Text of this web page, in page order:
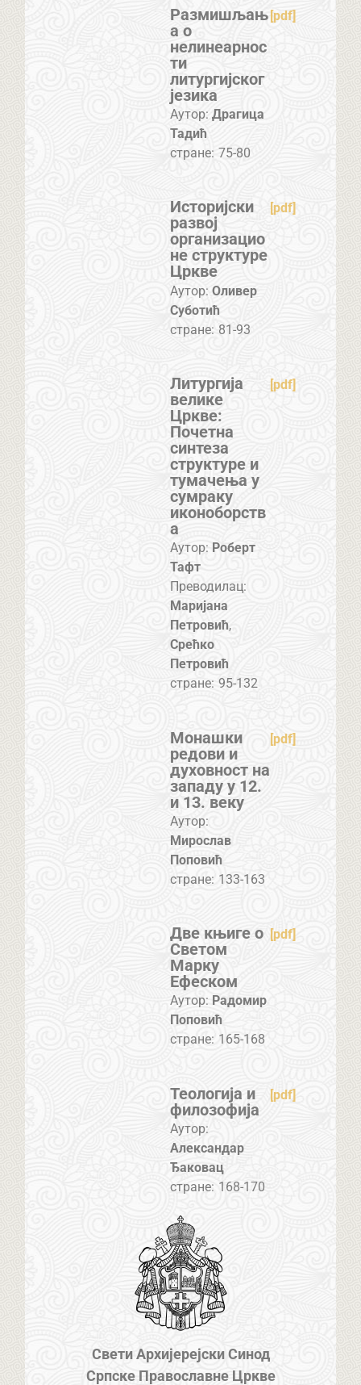
Размишљањ
а о
нелинеарнос
ти
литургијског
језика
[pdf]
Аутор: Драгица
Тадић
стране: 75-80
Историјски
развој
организацио
не структуре
Цркве
[pdf]
Аутор: Оливер
Суботић
стране: 81-93
Литургија
велике
Цркве:
Почетна
синтеза
структуре и
тумачења у
сумраку
иконоборств
а
[pdf]
Аутор: Роберт
Тафт
Преводилац:
Маријана
Петровић,
Срећко
Петровић
стране: 95-132
Mонашки
редови и
духовност на
западу у 12.
и 13. веку
[pdf]
Аутор:
Мирослав
Поповић
стране: 133-163
Две књиге о
Светом
Марку
Ефеском
[pdf]
Аутор: Радомир
Поповић
стране: 165-168
Теологија и
филозофија
[pdf]
Аутор:
Александар
Ђаковац
стране: 168-170
Свети Архијерејски Синод
Српске Православне Цркве